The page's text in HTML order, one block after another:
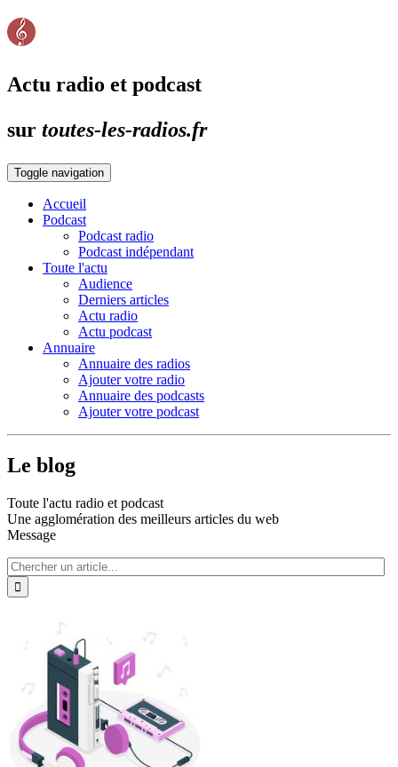
Actu radio et podcast
sur toutes-les-radios.fr
Toggle navigation
Accueil
Podcast
Podcast radio
Podcast indépendant
Toute l'actu
Audience
Derniers articles
Actu radio
Actu podcast
Annuaire
Annuaire des radios
Ajouter votre radio
Annuaire des podcasts
Ajouter votre podcast
Le blog
Toute l'actu radio et podcast
Une agglomération des meilleurs articles du web
Message